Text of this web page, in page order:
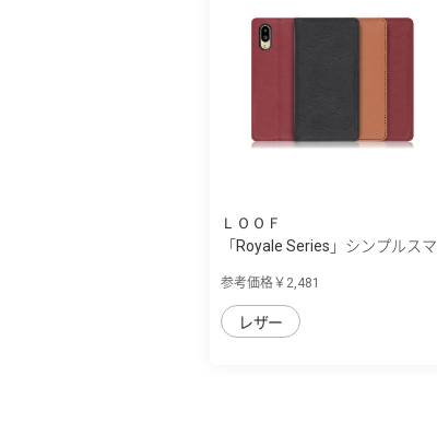
ＬＯＯＦ
「Royale Series」シンプルスマ
参考価格￥2,481
レザー